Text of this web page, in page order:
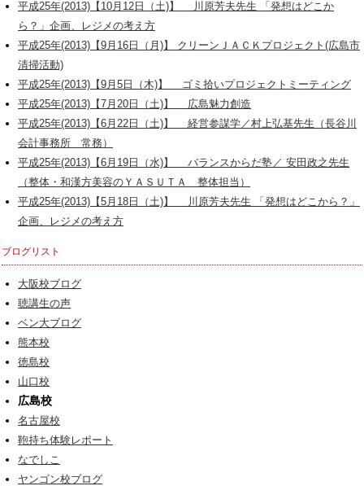
平成25年(2013)【10月12日（土)】 川原芳夫先生 「発想はどこか
ら？」企画、レジメの考え方
平成25年(2013)【9月16日（月)】 クリーンＪＡＣＫプロジェクト(広島市
清掃活動)
平成25年(2013)【9月5日（木)】 ゴミ拾いプロジェクトミーティング
平成25年(2013)【7月20日（土)】 広島魅力創造
平成25年(2013)【6月22日（土)】 経営参謀学／村上弘基先生（長谷川
会計事務所 常務）
平成25年(2013)【6月19日（水)】 バランスからだ塾／ 安田政之先生
（整体・和漢方美容のＹＡＳＵＴＡ 整体担当）
平成25年(2013)【5月18日（土)】 川原芳夫先生 「発想はどこから？」
企画、レジメの考え方
ブログリスト
大阪校ブログ
聴講生の声
ベン大ブログ
熊本校
徳島校
山口校
広島校
名古屋校
鞄持ち体験レポート
なでしこ
ヤンゴン校ブログ